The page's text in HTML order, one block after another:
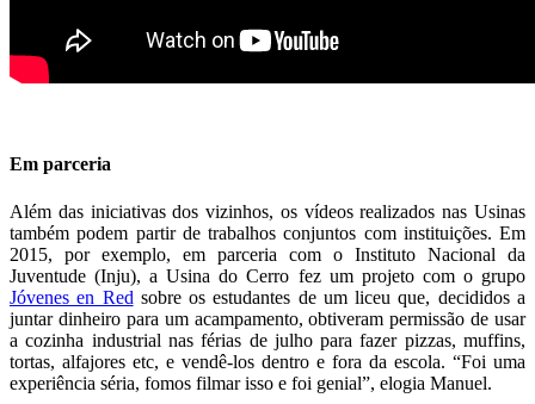
Em parceria
Além das iniciativas dos vizinhos, os vídeos realizados nas Usinas
também podem partir de trabalhos conjuntos com instituições. Em
2015, por exemplo, em parceria com o Instituto Nacional da
Juventude (Inju), a Usina do Cerro fez um projeto com o grupo
Jóvenes en Red sobre os estudantes de um liceu que, decididos a
juntar dinheiro para um acampamento, obtiveram permissão de usar
a cozinha industrial nas férias de julho para fazer pizzas, muffins,
tortas, alfajores etc, e vendê-los dentro e fora da escola. “Foi uma
experiência séria, fomos filmar isso e foi genial”, elogia Manuel.